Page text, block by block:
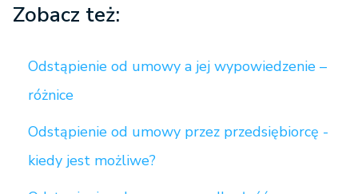
Zobacz też:
Odstąpienie od umowy a jej wypowiedzenie –
różnice
Odstąpienie od umowy przez przedsiębiorcę -
kiedy jest możliwe?